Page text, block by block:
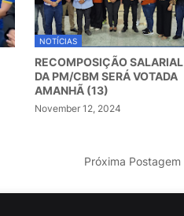
NOTÍCIAS
RECOMPOSIÇÃO SALARIAL
DA PM/CBM SERÁ VOTADA
AMANHÃ (13)
November 12, 2024
Próxima Postagem